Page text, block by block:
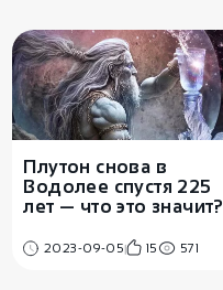
Плутон снова в
Водолее спустя 225
лет — что это значит?
2023-09-05 15 571